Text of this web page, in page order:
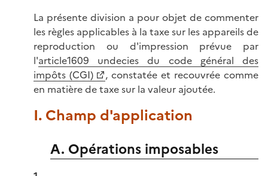
La présente division a pour objet de commenter
les règles applicables à la taxe sur les appareils de
reproduction ou d'impression prévue par
l'article1609 undecies du code général des
impôts (CGI)
, constatée et recouvrée comme
en matière de taxe sur la valeur ajoutée.
I. Champ d'application
A. Opérations imposables